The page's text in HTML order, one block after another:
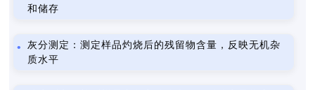
和储存
灰分测定：测定样品灼烧后的残留物含量，反映无机杂
质水平